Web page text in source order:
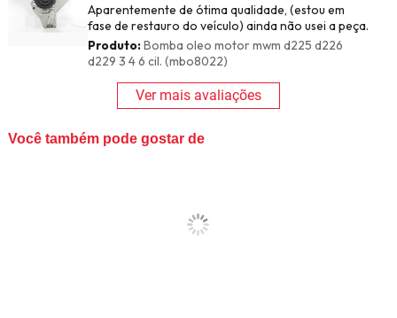
Aparentemente de ótima qualidade, (estou em
fase de restauro do veículo) ainda não usei a peça.
Produto:Bomba oleo motor mwm d225 d226
d229 3 4 6 cil. (mbo8022)
Ver mais avaliações
Você também pode gostar de